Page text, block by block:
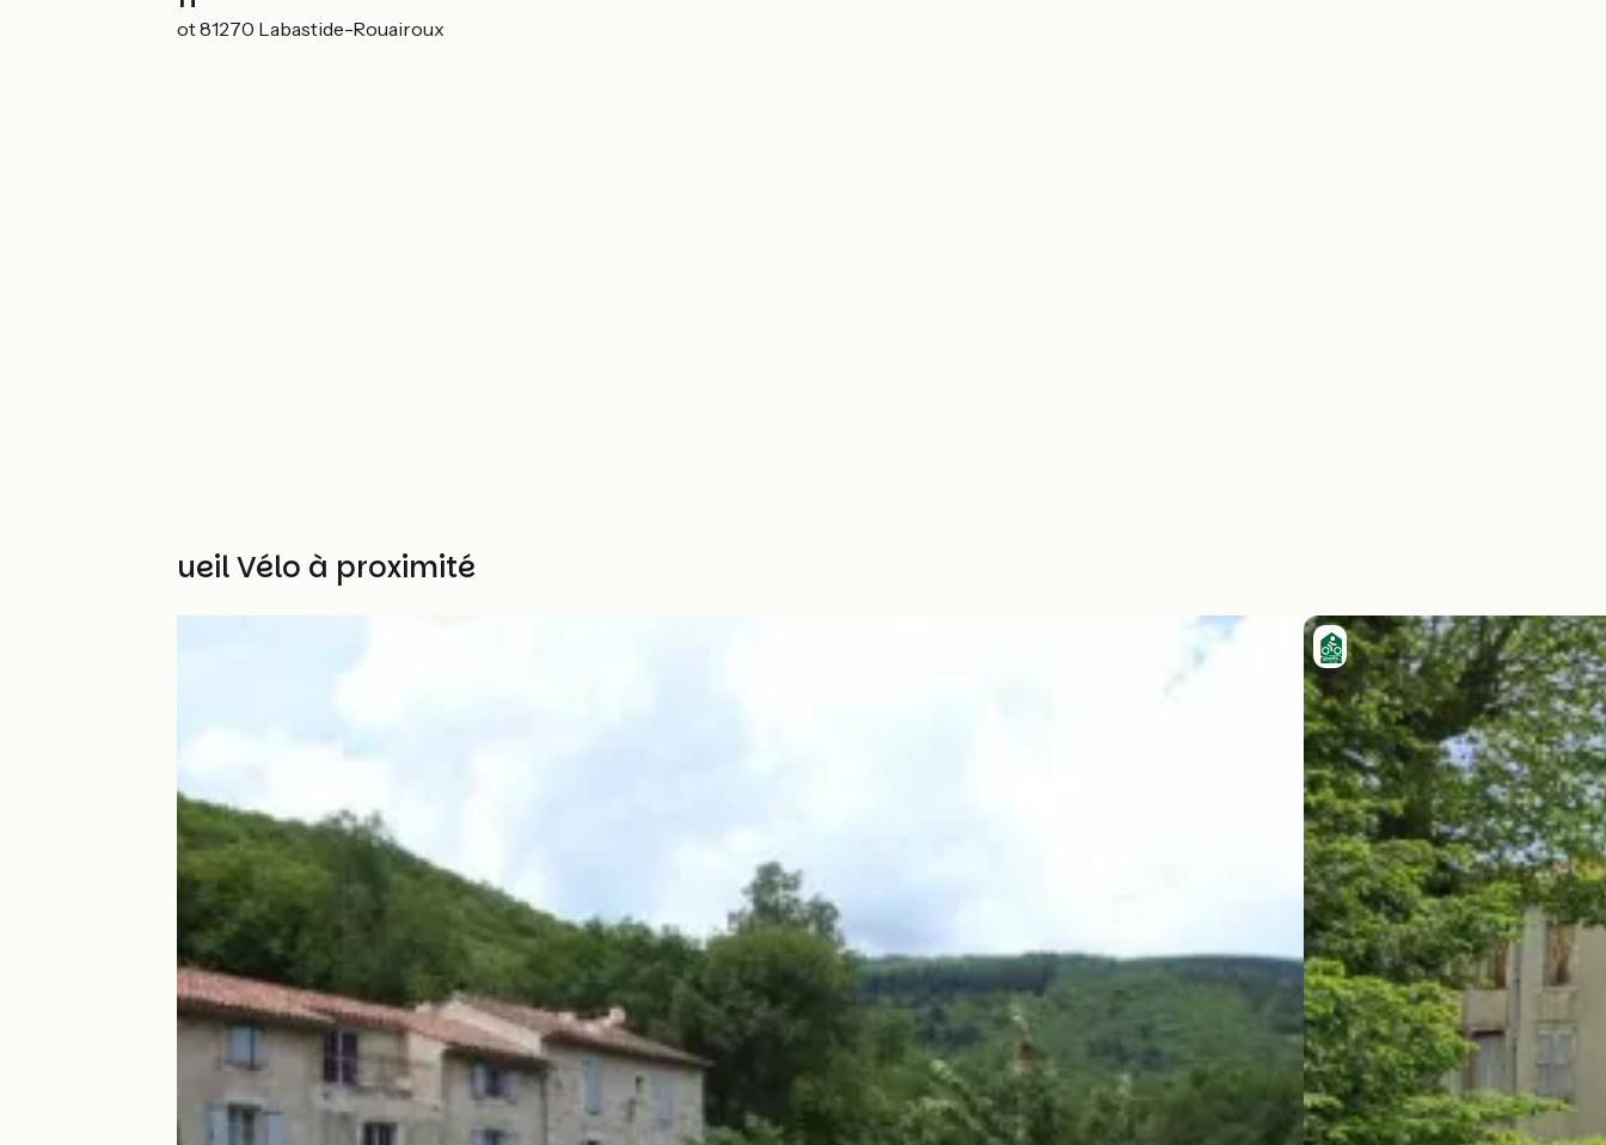
31 boulevard Carnot 81270 Labastide-Rouairoux
Autres Accueil Vélo à proximité